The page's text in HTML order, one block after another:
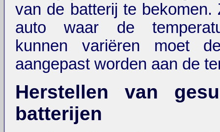
van de batterij te bekomen.
auto waar de
kunnen variëren moet
aangepast worden aan de
Herstellen van
batterijen